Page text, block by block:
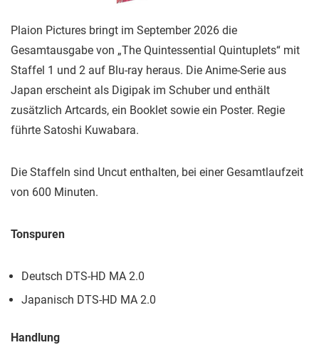
Plaion Pictures bringt im September 2026 die
Gesamtausgabe von „The Quintessential Quintuplets“ mit
Staffel 1 und 2 auf Blu-ray heraus. Die Anime-Serie aus
Japan erscheint als Digipak im Schuber und enthält
zusätzlich Artcards, ein Booklet sowie ein Poster. Regie
führte Satoshi Kuwabara.
Die Staffeln sind Uncut enthalten, bei einer Gesamtlaufzeit
von 600 Minuten.
Tonspuren
Deutsch DTS-HD MA 2.0
Japanisch DTS-HD MA 2.0
Handlung